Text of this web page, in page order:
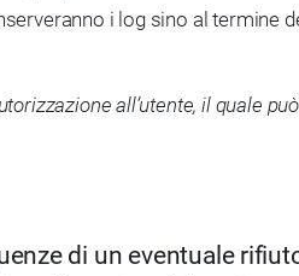
i log sino al termine
all’utente, il quale
di un eventuale